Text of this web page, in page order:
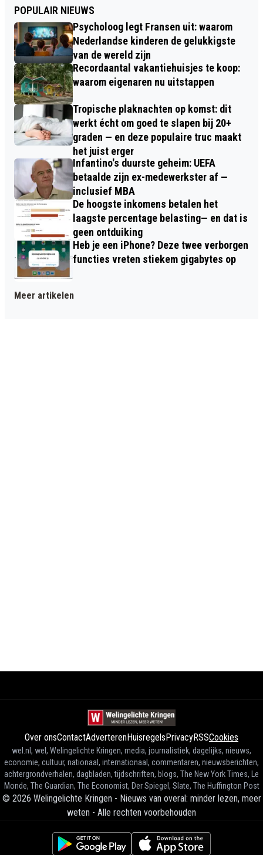
POPULAIR NIEUWS
Psycholoog legt Fransen uit: waarom
Nederlandse kinderen de gelukkigste
van de wereld zijn
Recordaantal vakantiehuisjes te koop:
waarom eigenaren nu uitstappen
Tropische plaknachten op komst: dit
werkt écht om goed te slapen bij 20+
graden — en deze populaire truc maakt
het juist erger
Infantino's duurste geheim: UEFA
betaalde zijn ex-medewerkster af —
inclusief MBA
De hoogste inkomens betalen het
laagste percentage belasting— en dat is
geen ontduiking
Heb je een iPhone? Deze twee verborgen
functies vreten stiekem gigabytes op
Meer artikelen
Over onsContactAdverterenHuisregelsPrivacyRSSCookies
wel.nl, wel, Welingelichte Kringen, media, journalistiek, dagelijks, nieuws,
economie, cultuur, nationaal, internationaal, commentaren, nieuwsberichten,
achtergrondverhalen, dagbladen, tijdschriften, blogs, The New York Times, Le
Monde, The Guardian, The Economist, Der Spiegel, Slate, The Huffington Post
© 2026 Welingelichte Kringen - Nieuws van overal: minder lezen, meer
weten - Alle rechten voorbehouden